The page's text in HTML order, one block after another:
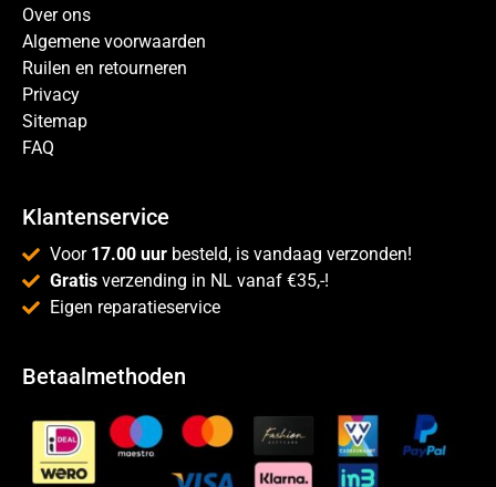
Over ons
Algemene voorwaarden
Ruilen en retourneren
Privacy
Sitemap
FAQ
Klantenservice
Voor 17.00 uur besteld, is vandaag verzonden!
Gratis verzending in NL vanaf €35,-!
Eigen reparatieservice
Betaalmethoden